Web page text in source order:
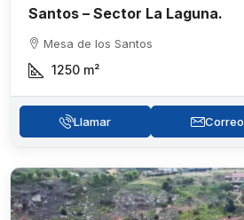
Santos – Sector La Laguna.
Mesa de los Santos
1250 m²
Llamar Correo